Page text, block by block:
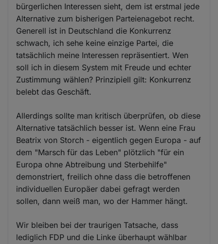
bürgerlichen Interessen sieht, dem ist erstmal jede
Alternative zum bisherigen Parteienagebot recht.
Generell ist in Deutschland die Konkurrenz
schwach, ich sehe keine einzige Partei, die
tatsächlich meine Interessen repräsentiert. Wen
soll ich in diesem System mit Freude und echter
Zustimmung wählen? Prinzipiell gilt: Konkurrenz
belebt das Geschäft.
Allerdings sollte man kritisch überprüfen, ob diese
Alternative tatsächlich besser ist. Wenn eine Frau
Beatrix von Storch - eigentlich gegen Europa - auf
dem "Marsch für das Leben" plötzlich "für ein
Europa ohne Abtreibung und Sterbehilfe"
demonstriert, freilich ohne dass die betroffenen
individuellen Europäer dabei gefragt werden
sollen, dann weiß man, wo der Hammer hängt.
Wir bleiben bei der traurigen Tatsache, dass
lediglich FDP und die Linke überhaupt wählbar